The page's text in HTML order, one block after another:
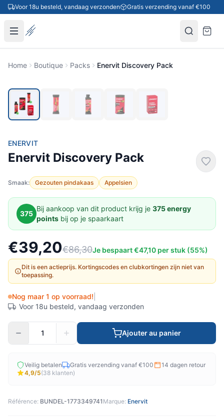
Ga naar inhoud
Voor 18u besteld, vandaag verzonden Gratis verzending vanaf €100
Home Boutique Packs Enervit Discovery Pack
-55%
ENERVIT
Enervit Discovery Pack
Smaak: Gezouten pindakaas Appelsien
375
Bij aankoop van dit product krijg je 375 energy
points bij op je spaarkaart
€39,20€86,30Je bespaart €47,10 per stuk (55%)
Dit is een actieprijs. Kortingscodes en clubkortingen zijn niet van
toepassing.
Nog maar 1 op voorraad!
Voor 18u besteld, vandaag verzonden
Ajouter au panier
Veilig betalen Gratis verzending vanaf €100
14 dagen retour
4,9/5(38 klanten)
Référence: BUNDEL-1773349741 Marque: Enervit